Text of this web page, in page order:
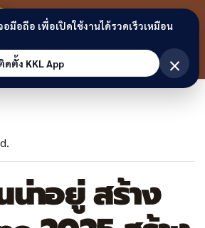
ขอนแก่น
ลิงก์
าอยู่ สร้าง
อมือถือ เพื่อเปิดใช้งานได้รวดเร็วเหมือน
ดตั้ง KKL App
×